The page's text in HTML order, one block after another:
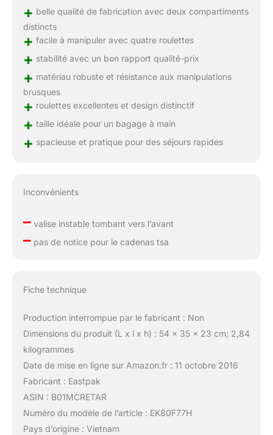
+ belle qualité de fabrication avec deux compartiments
distincts
+ facile à manipuler avec quatre roulettes
+ stabilité avec un bon rapport qualité-prix
+ matériau robuste et résistance aux manipulations
brusques
+ roulettes excellentes et design distinctif
+ taille idéale pour un bagage à main
+ spacieuse et pratique pour des séjours rapides
Inconvénients
–valise instable tombant vers l’avant
–pas de notice pour le cadenas tsa
Fiche technique
Production interrompue par le fabricant : Non
Dimensions du produit (L x l x h) : 54 x 35 x 23 cm; 2,84
kilogrammes
Date de mise en ligne sur Amazon.fr : 11 octobre 2016
Fabricant : Eastpak
ASIN : B01MCRETAR
Numéro du modèle de l’article : EK80F77H
Pays d’origine : Vietnam